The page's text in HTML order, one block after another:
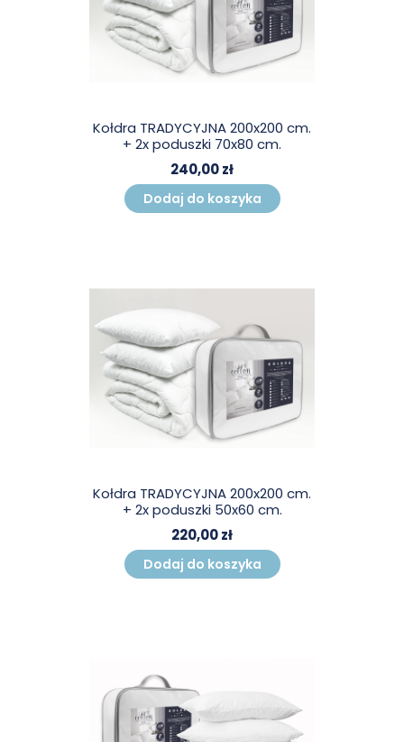
Kołdra TRADYCYJNA 200x200 cm.
+ 2x poduszki 70x80 cm.
240,00 zł
Dodaj do koszyka
Kołdra TRADYCYJNA 200x200 cm.
+ 2x poduszki 50x60 cm.
220,00 zł
Dodaj do koszyka